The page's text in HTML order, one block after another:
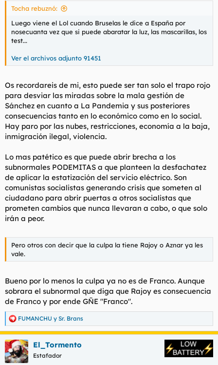
Tocha rebuznó:
Luego viene el Lol cuando Bruselas le dice a España por
nosecuanta vez que si puede abaratar la luz, las mascarillas, los
test...
Ver el archivos adjunto 91451
Os recordareis de mi, esto puede ser tan solo el trapo rojo
para desviar las miradas sobre la mala gestión de
Sánchez en cuanto a La Pandemia y sus posteriores
consecuencias tanto en lo económico como en lo social.
Hay paro por las nubes, restricciones, economía a la baja,
inmigración ilegal, violencia.
Lo mas patético es que puede abrir brecha a los
subnormales PODEMITAS a que planteen la desfachatez
de aplicar la estatización del servicio eléctrico. Son
comunistas socialistas generando crisis que someten al
ciudadano para abrir puertas a otros socialistas que
prometen cambios que nunca llevaran a cabo, o que solo
irán a peor.
Pero otros con decir que la culpa la tiene Rajoy o Aznar ya les
vale.
Bueno por lo menos la culpa ya no es de Franco. Aunque
sobrara el subnormal que diga que Rajoy es consecuencia
de Franco y por ende GÑE "Franco".
R
e
a
c
c
i
FUMANCHU y Sr. Brans
El_Tormento
Estafador